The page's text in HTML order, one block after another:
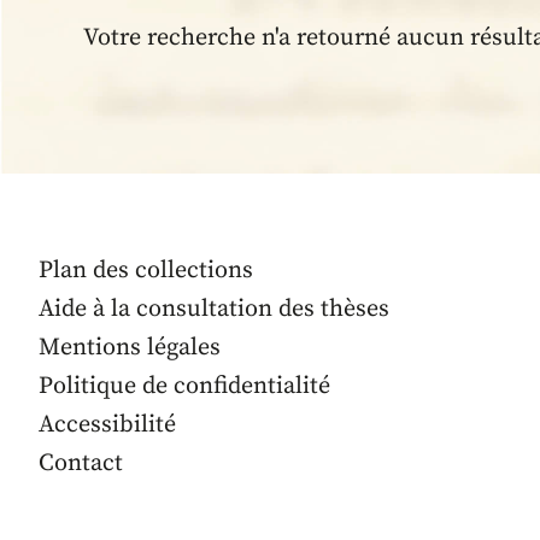
Votre recherche n'a retourné aucun
Plan des collections
Aide à la consultation des thèses
Mentions légales
Politique de confidentialité
Accessibilité
Contact